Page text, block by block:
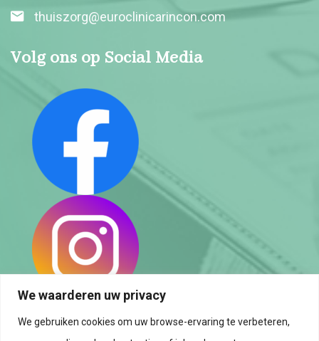
We waarderen uw privacy
We gebruiken cookies om uw browse-ervaring te verbeteren,
thuiszorg@euroclinicarincon.com
Volg ons op Social Media
Privacybeleid